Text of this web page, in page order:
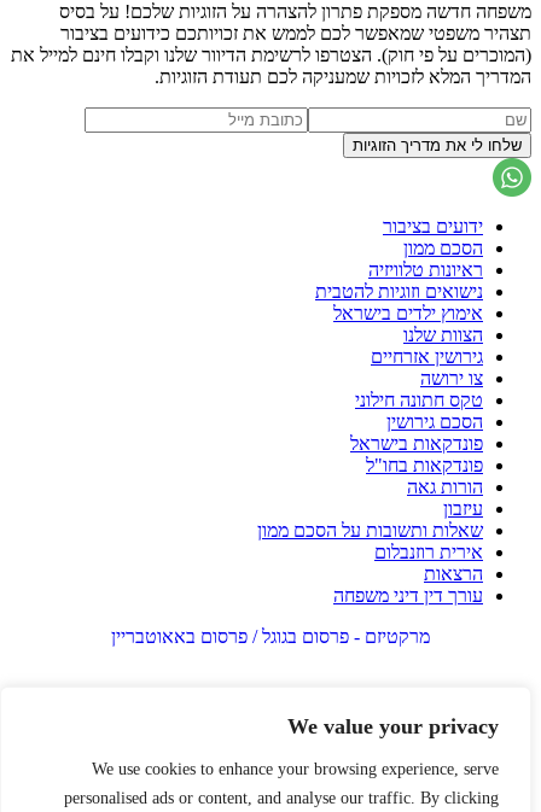
We value your privacy
We use cookies to enhance your browsing experience, serve
personalised ads or content, and analyse our traffic. By clicking
משפחה חדשה מספקת פתרון להצהרה על הזוגיות שלכם! על בסיס
תצהיר משפטי שמאפשר לכם לממש את זכויותכם כידועים בציבור
(המוכרים על פי חוק). הצטרפו לרשימת הדיוור שלנו וקבלו חינם למייל את
המדריך המלא לזכויות שמעניקה לכם תעודת הזוגיות.
ידועים בציבור
הסכם ממון
ראיונות טלוויזיה
נישואים וזוגיות להטבית
אימוץ ילדים בישראל
הצוות שלנו
גירושין אזרחיים
צו ירושה
טקס חתונה חילוני
הסכם גירושין
פונדקאות בישראל
פונדקאות בחו"ל
הורות גאה
עיזבון
שאלות ותשובות על הסכם ממון
אירית רוזנבלום
הרצאות
עורך דין דיני משפחה
מרקטיזם - פרסום בגוגל / פרסום באאוטבריין